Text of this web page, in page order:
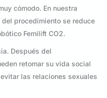
cómodo. En nuestra
procedimiento se reduce
Femilift CO2.
Después del
retomar su vida social
las relaciones sexuales